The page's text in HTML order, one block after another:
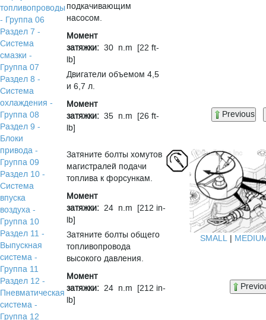
топливопроводы
- Группа 06
Раздел 7 -
Система
смазки -
Группа 07
Раздел 8 -
Система
охлаждения -
Группа 08
Раздел 9 -
Блоки
привода -
Группа 09
Раздел 10 -
Система
впуска
воздуха -
Группа 10
Раздел 11 -
Выпускная
система -
Группа 11
Раздел 12 -
Пневматическая
система -
Группа 12
подкачивающим
насосом.
Момент
затяжки: 30 n.m [22 ft-
lb]
Двигатели объемом 4,5
и 6,7 л.
Момент
затяжки: 35 n.m [26 ft-
lb]
Previous
Затяните болты хомутов
магистралей подачи
топлива к форсункам.
Момент
затяжки: 24 n.m [212 in-
lb]
Затяните болты общего
топливопровода
высокого давления.
Момент
затяжки: 24 n.m [212 in-
lb]
SMALL |